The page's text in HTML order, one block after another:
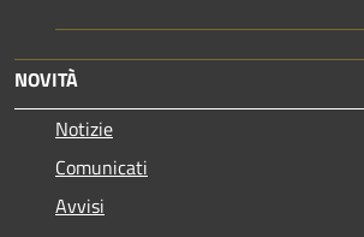
NOVITÀ
Notizie
Comunicati
Avvisi